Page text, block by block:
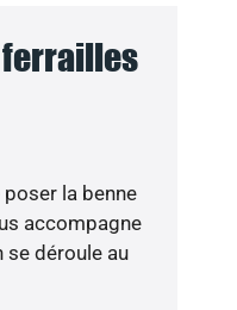
ferrailles
la benne
accompagne
déroule au